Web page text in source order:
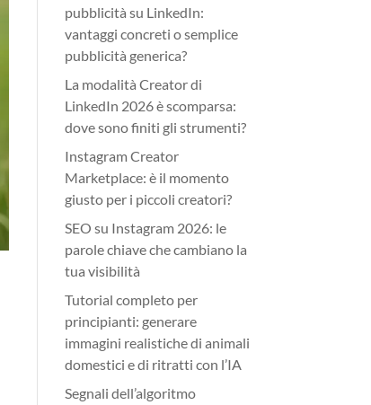
pubblicità su LinkedIn:
vantaggi concreti o semplice
pubblicità generica?
La modalità Creator di
LinkedIn 2026 è scomparsa:
dove sono finiti gli strumenti?
Instagram Creator
Marketplace: è il momento
giusto per i piccoli creatori?
SEO su Instagram 2026: le
parole chiave che cambiano la
tua visibilità
Tutorial completo per
principianti: generare
immagini realistiche di animali
domestici e di ritratti con l’IA
Segnali dell’algoritmo